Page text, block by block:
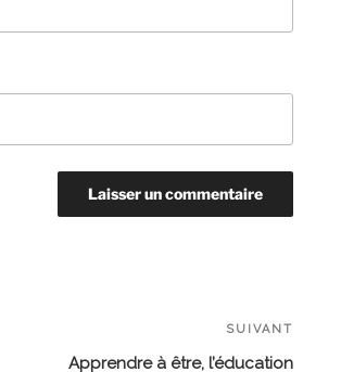
suivant
SUIVANT
Apprendre à être, l’éducation